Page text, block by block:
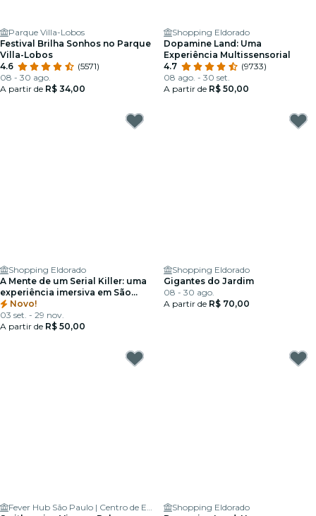
Parque Villa-Lobos
Festival Brilha Sonhos no Parque
Villa-Lobos
4.6
(5571)
08 - 30 ago.
A partir de R$ 34,00
Shopping Eldorado
Dopamine Land: Uma
Experiência Multissensorial
4.7
(9733)
08 ago. - 30 set.
A partir de R$ 50,00
Shopping Eldorado
A Mente de um Serial Killer: uma
experiência imersiva em São
Paulo
Novo!
03 set. - 29 nov.
A partir de R$ 50,00
Shopping Eldorado
Gigantes do Jardim
08 - 30 ago.
A partir de R$ 70,00
Fever Hub São Paulo | Centro de Experiências Imersivas
Shopping Eldorado